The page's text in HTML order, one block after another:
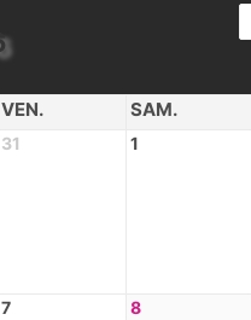
VEN. SAM.
31 1
7 8